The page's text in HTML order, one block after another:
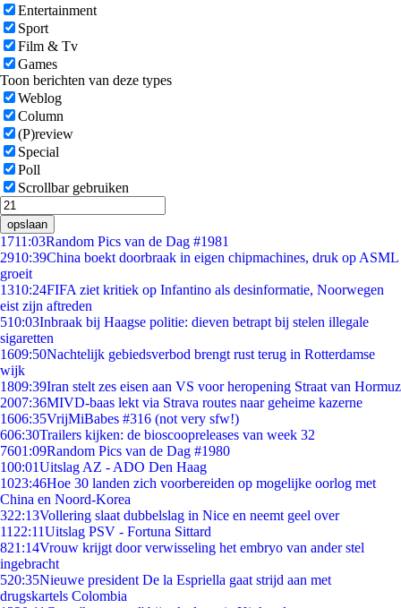
Entertainment
Sport
Film & Tv
Games
Toon berichten van deze types
Weblog
Column
(P)review
Special
Poll
Scrollbar gebruiken
opslaan
1711:03Random Pics van de Dag #1981
2910:39China boekt doorbraak in eigen chipmachines, druk op ASML
groeit
1310:24FIFA ziet kritiek op Infantino als desinformatie, Noorwegen
eist zijn aftreden
510:03Inbraak bij Haagse politie: dieven betrapt bij stelen illegale
sigaretten
1609:50Nachtelijk gebiedsverbod brengt rust terug in Rotterdamse
wijk
1809:39Iran stelt zes eisen aan VS voor heropening Straat van Hormuz
2007:36MIVD-baas lekt via Strava routes naar geheime kazerne
1606:35VrijMiBabes #316 (not very sfw!)
606:30Trailers kijken: de bioscoopreleases van week 32
7601:09Random Pics van de Dag #1980
100:01Uitslag AZ - ADO Den Haag
1023:46Hoe 30 landen zich voorbereiden op mogelijke oorlog met
China en Noord-Korea
322:13Vollering slaat dubbelslag in Nice en neemt geel over
11 22:11Uitslag PSV - Fortuna Sittard
821:14Vrouw krijgt door verwisseling het embryo van ander stel
ingebracht
520:35Nieuwe president De la Espriella gaat strijd aan met
drugskartels Colombia